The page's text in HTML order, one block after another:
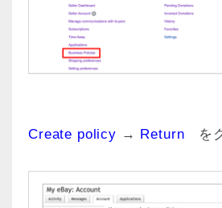
Create policy → Return を